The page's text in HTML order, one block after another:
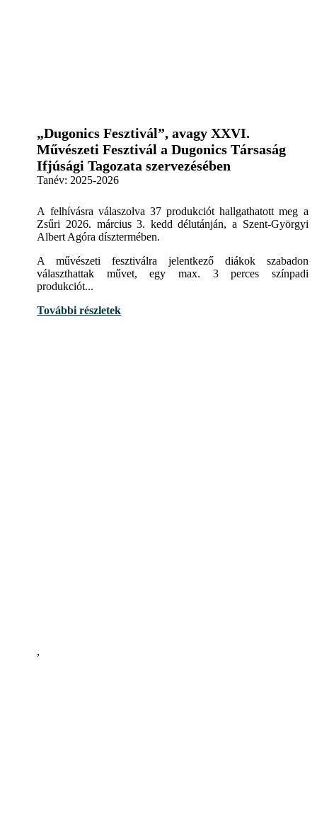
„Dugonics Fesztivál”, avagy XXVI.
Művészeti Fesztivál a Dugonics Társaság
Ifjúsági Tagozata szervezésében
Tanév: 2025-2026
A felhívásra válaszolva 37 produkciót hallgathatott meg a
Zsűri 2026. március 3. kedd délutánján, a Szent-Györgyi
Albert Agóra dísztermében.
A művészeti fesztiválra jelentkező diákok szabadon
választhattak művet, egy max. 3 perces színpadi
produkciót...
További részletek
,